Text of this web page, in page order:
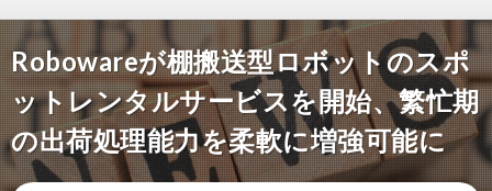
Robowareが棚搬送型ロボットのスポ
ットレンタルサービスを開始、繁忙期
の出荷処理能力を柔軟に増強可能に